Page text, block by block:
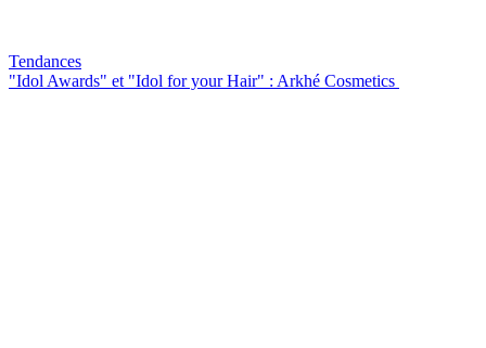
Tendances
"Idol Awards" et "Idol for your Hair" : Arkhé Cosmetics